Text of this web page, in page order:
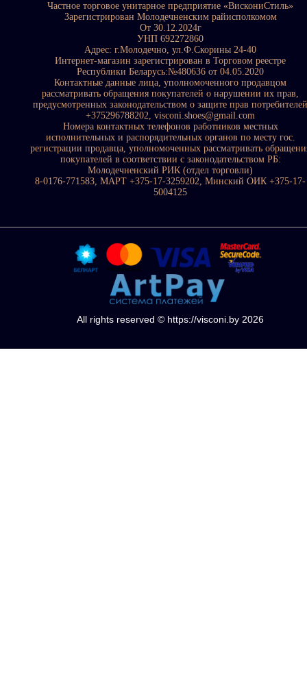
Частное торговое унитарное предприятие «ВискониСтиль»
Зарегистрирован Молодечненским райисполкомом
От 30.12.2024г
УНП 692272860
Адрес: г.Молодечно, ул.Ф.Скорины 24-40
Интернет-магазин зарегистрирован в Торговом реестре
Республики Беларусь:№480636 от 04.05.2020
Контактные данные лица, уполномоченного продавцом
рассматривать обращения покупателей о нарушении их прав,
предусмотренных законодательством о защите прав потребителей
+375296788202, visconi.shoes@gmail.com
Номера контактных телефонов работников местных
исполнительных и распорядительных органов по месту гос.
регистрации продавца, уполномоченных рассматривать
покупателей в соответствии с законодательством РБ:
Молодечненский РИК (отдел торговли)
8-0176-771583, МАРТ +375-17-3259202, Минский ОИК +375-17-
5004125
All rights reserved © https://visconi.by 2026